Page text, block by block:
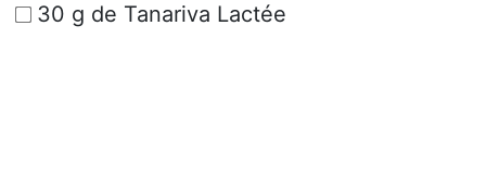
30 g de Tanariva Lactée